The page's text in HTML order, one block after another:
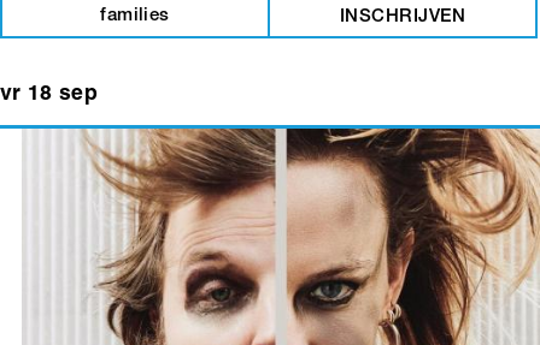
families INSCHRIJVEN
vr 18 sep